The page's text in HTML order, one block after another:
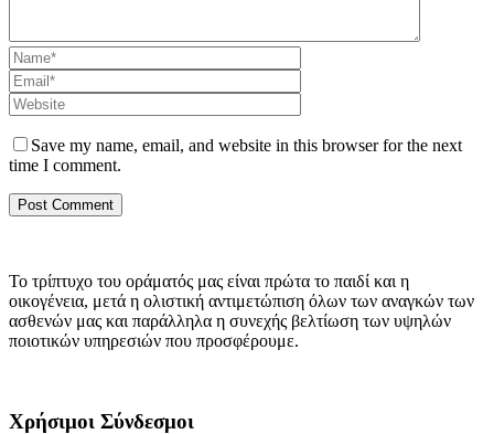
Save my name, email, and website in this browser for the next
time I comment.
Το τρίπτυχο του οράματός μας είναι πρώτα το παιδί και η
οικογένεια, μετά η ολιστική αντιμετώπιση όλων των αναγκών των
ασθενών μας και παράλληλα η συνεχής βελτίωση των υψηλών
ποιοτικών υπηρεσιών που προσφέρουμε.
Χρήσιμοι Σύνδεσμοι